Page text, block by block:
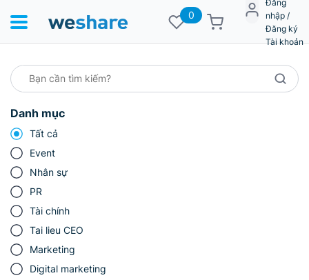
0
Đăng
nhập /
Đăng ký
Tài khoản
Danh mục
Tất cả
Event
Nhân sự
PR
Tài chính
Tai lieu CEO
Marketing
Digital marketing